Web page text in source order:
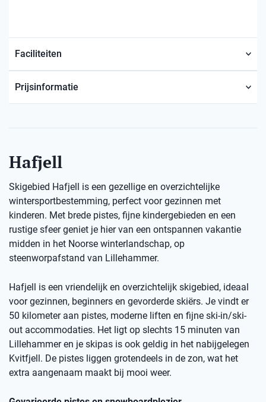
Faciliteiten
Prijsinformatie
Hafjell
Skigebied Hafjell is een gezellige en overzichtelijke
wintersportbestemming, perfect voor gezinnen met
kinderen. Met brede pistes, fijne kindergebieden en een
rustige sfeer geniet je hier van een ontspannen vakantie
midden in het Noorse winterlandschap, op
steenworpafstand van Lillehammer.
Hafjell is een vriendelijk en overzichtelijk skigebied, ideaal
voor gezinnen, beginners en gevorderde skiërs. Je vindt er
50 kilometer aan pistes, moderne liften en fijne ski-in/ski-
out accommodaties. Het ligt op slechts 15 minuten van
Lillehammer en je skipas is ook geldig in het nabijgelegen
Kvitfjell. De pistes liggen grotendeels in de zon, wat het
extra aangenaam maakt bij mooi weer.